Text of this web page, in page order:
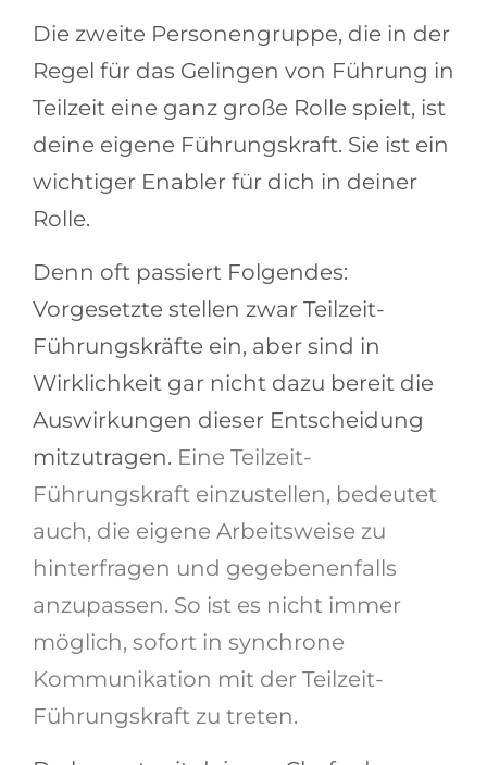
Die zweite Personengruppe, die in der
Regel für das Gelingen von Führung in
Teilzeit eine ganz große Rolle spielt, ist
deine eigene Führungskraft. Sie ist ein
wichtiger Enabler für dich in deiner
Rolle.
Denn oft passiert Folgendes:
Vorgesetzte stellen zwar Teilzeit-
Führungskräfte ein, aber sind in
Wirklichkeit gar nicht dazu bereit die
Auswirkungen dieser Entscheidung
mitzutragen. Eine Teilzeit-
Führungskraft einzustellen, bedeutet
auch, die eigene Arbeitsweise zu
hinterfragen und gegebenenfalls
anzupassen. So ist es nicht immer
möglich, sofort in synchrone
Kommunikation mit der Teilzeit-
Führungskraft zu treten.